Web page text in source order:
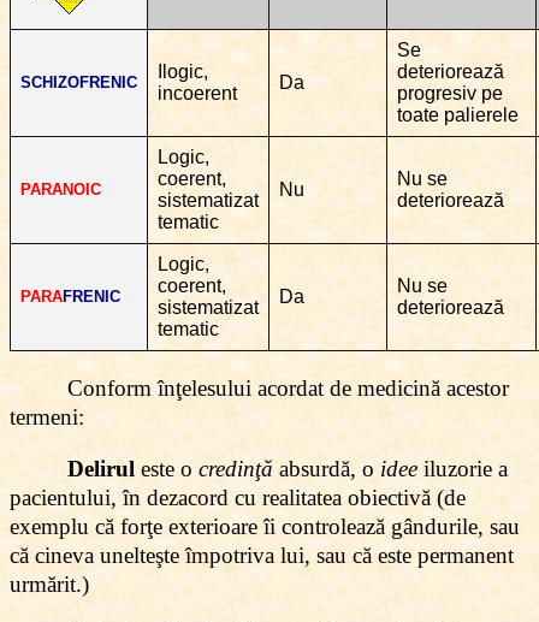
SCHIZOFRENIC
Ilogic,
incoerent
Da
Se
deteriorează
progresiv pe
toate palierele
PARANOIC
Logic,
coerent,
sistematizat
tematic
Nu
Nu se
deteriorează
PARAFRENIC
Logic,
coerent,
sistematizat
tematic
Da
Nu se
deteriorează
Conform înţelesului acordat de medicină acestor
termeni:
Delirul este o credinţă absurdă, o idee iluzorie a
pacientului, în dezacord cu realitatea obiectivă (de
exemplu că forţe exterioare îi controlează gândurile, sau
că cineva unelteşte împotriva lui, sau că este permanent
urmărit.)